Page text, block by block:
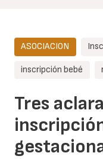
Tres
ASOCIACION
inscripción bebé